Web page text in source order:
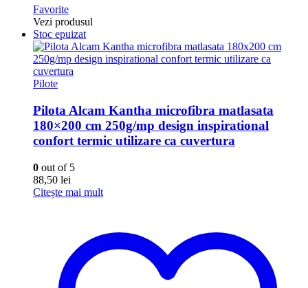
Favorite
Vezi produsul
Stoc epuizat
Pilote
Pilota Alcam Kantha microfibra matlasata
180×200 cm 250g/mp design inspirational
confort termic utilizare ca cuvertura
0 out of 5
88,50 lei
Citește mai mult